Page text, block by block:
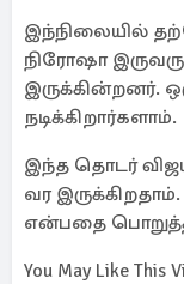
இந்நிலையில்
நிரோஷா
இருக்கின்றனர்.
நடிக்கிறார்களாம்.
இந்த தொடர் விஜய்
வர
என்பதை
You May Like This